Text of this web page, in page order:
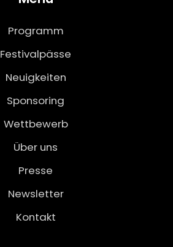
Programm
Festivalpässe
Neuigkeiten
Sponsoring
Wettbewerb
Über uns
Presse
Newsletter
Kontakt